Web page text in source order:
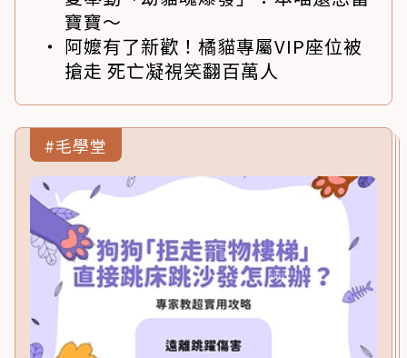
寶寶～
阿嬤有了新歡！橘貓專屬VIP座位被
搶走 死亡凝視笑翻百萬人
#毛學堂